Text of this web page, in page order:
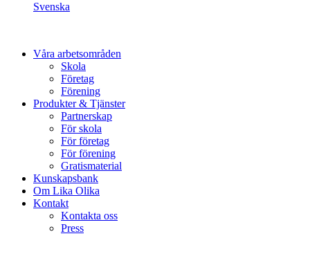
Svenska
Våra arbetsområden
Skola
Företag
Förening
Produkter & Tjänster
Partnerskap
För skola
För företag
För förening
Gratismaterial
Kunskapsbank
Om Lika Olika
Kontakt
Kontakta oss
Press